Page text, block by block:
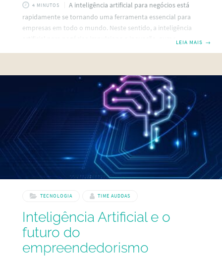
4 MINUTOS
A inteligência artificial para negócios está
rapidamente se tornando uma ferramenta essencial para
empresas em todo o mundo. Neste sentido, a inteligência
artificial para negócios impulsiona a inovação, aumenta a
eficiente. Além disso, vamos abordar alguns exemplos e
modelos de soluções, seu histórico, desafios, vantagens,
oportunidades de aplicação e tendências futuras. Continue
com a gente e descubra tudo
LEIA MAIS →
TECNOLOGIA TIME AUDDAS
Inteligência Artificial e o
futuro do
empreendedorismo